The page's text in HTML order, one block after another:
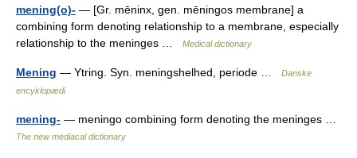
mening(o)- — [Gr. mēninx, gen. mēningos membrane] a
combining form denoting relationship to a membrane, especially
relationship to the meninges …
Medical dictionary
Mening — Ytring. Syn. meningshelhed, periode …
Danske
encyklopædi
mening- — meningo combining form denoting the meninges …
The new mediacal dictionary